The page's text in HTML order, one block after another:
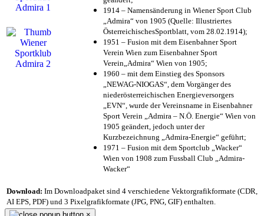
1914 – Namensänderung in Wiener Sport Club
„Admira“ von 1905 (Quelle: Illustriertes
ÖsterreichischesSportblatt, vom 28.02.1914);
1951 – Fusion mit dem Eisenbahner Sport
Verein Wien zum Eisenbahner Sport
Verein„Admira“ Wien von 1905;
1960 – mit dem Einstieg des Sponsors
„NEWAG-NIOGAS“, dem Vorgänger des
niederösterreichischen Energieversorgers
„EVN“, wurde der Vereinsname in Eisenbahner
Sport Verein „Admira – N.Ö. Energie“ Wien von
1905 geändert, jedoch unter der
Kurzbezeichnung „Admira-Energie“ geführt;
1971 – Fusion mit dem Sportclub „Wacker“
Wien von 1908 zum Fussball Club „Admira-
Wacker“
Download: Im Downloadpaket sind 4 verschiedene Vektorgrafikformate (CDR,
AI EPS, PDF) und 3 Pixelgrafikformate (JPG, PNG, GIF) enthalten.